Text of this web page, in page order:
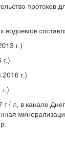
водоемов
г.)
г.)
г.)
г / л, в канале